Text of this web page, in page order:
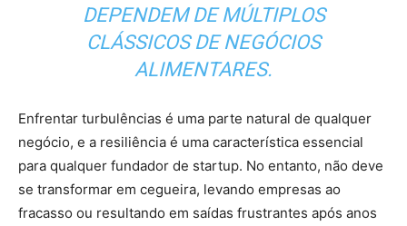
DEPENDEM DE MÚLTIPLOS
CLÁSSICOS DE NEGÓCIOS
ALIMENTARES.
Enfrentar turbulências é uma parte natural de qualquer
negócio, e a resiliência é uma característica essencial
para qualquer fundador de startup. No entanto, não deve
se transformar em cegueira, levando empresas ao
fracasso ou resultando em saídas frustrantes após anos